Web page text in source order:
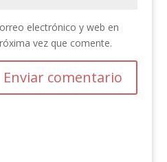
electrónico y web en
vez que comente.